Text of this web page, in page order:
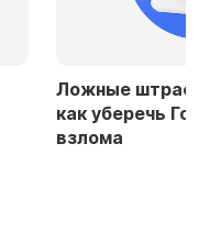
и кредиты:
от